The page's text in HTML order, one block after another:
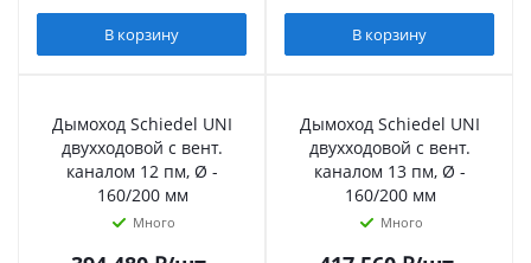
В корзину В корзину
Дымоход Schiedel UNI
двухходовой с вент.
каналом 12 пм, Ø -
160/200 мм
Много
Дымоход Schiedel UNI
двухходовой с вент.
каналом 13 пм, Ø -
160/200 мм
Много